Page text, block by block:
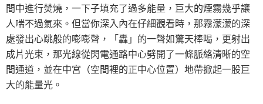
間中進行焚燒，一下子填充了過多能量，巨大的煙霧幾乎讓
人喘不過氣來。但當你深入內在仔細觀看時，那霧濛濛的深
處發出心跳般的嘭嘭聲，「轟」的一聲如驚天棒喝，更射出
成片光束，那光線從閃電通路中心劈開了一條脈絡清晰的空
間通道，並在中宮（空間裡的正中心位置）地帶掀起一股巨
大的能量光。